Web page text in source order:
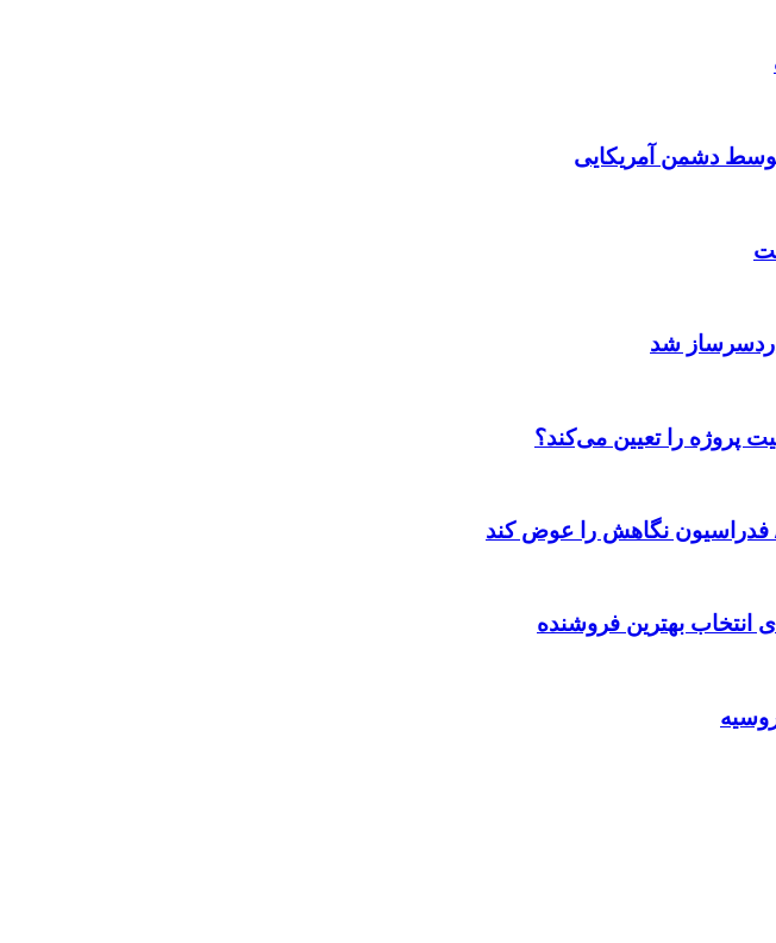
دشمن آمریکایی
شد
پروژه را تعیین می‌کند؟
فدراسیون نگاهش را عوض کند
انتخاب بهترین فروشنده